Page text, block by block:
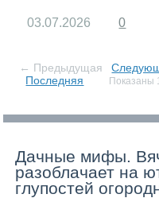
03.07.2026 0
← Предыдущая
Последняя
Показаны
Дачные мифы.
разоблачает на
глупостей